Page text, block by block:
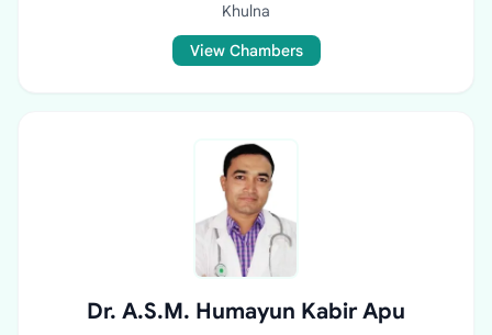
Khulna
View Chambers
Dr. A.S.M. Humayun Kabir Apu